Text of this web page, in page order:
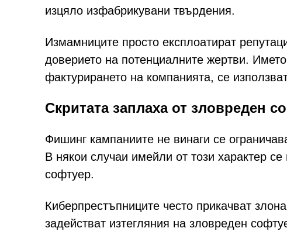
изцяло изфабрикувани твърдения.
Измамниците просто експлоатират
доверието на потенциалните жертви.
фактурирането на компанията, се
Скритата заплаха от зловреден
Фишинг кампаниите не винаги се
В някои случаи имейли от този характер
софтуер.
Киберпрестъпниците често прикачват
задействат изтегляния на зловреден